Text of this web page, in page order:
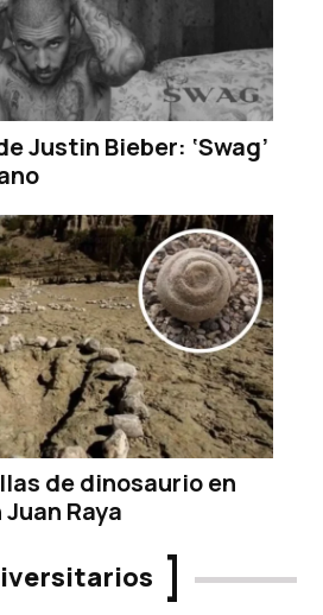
Justin Bieber: ‘Swag’
de dinosaurio en
Raya